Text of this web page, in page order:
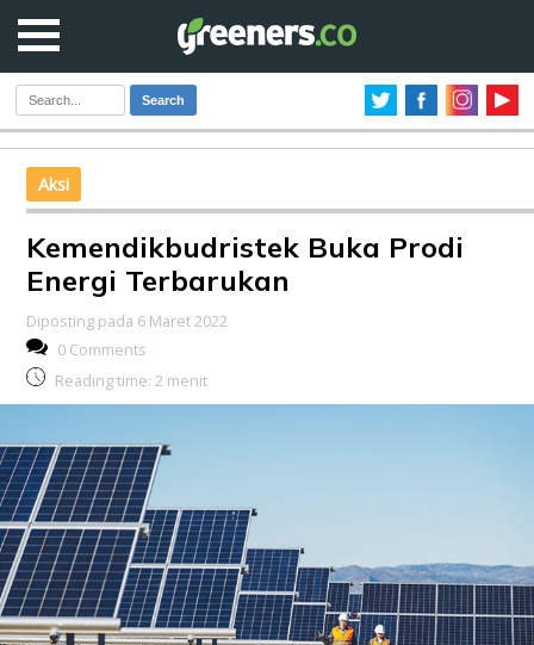
Search
Aksi
Kemendikbudristek Buka Prodi
Energi Terbarukan
Diposting pada 6 Maret 2022
0 Comments
Reading time: 2 menit